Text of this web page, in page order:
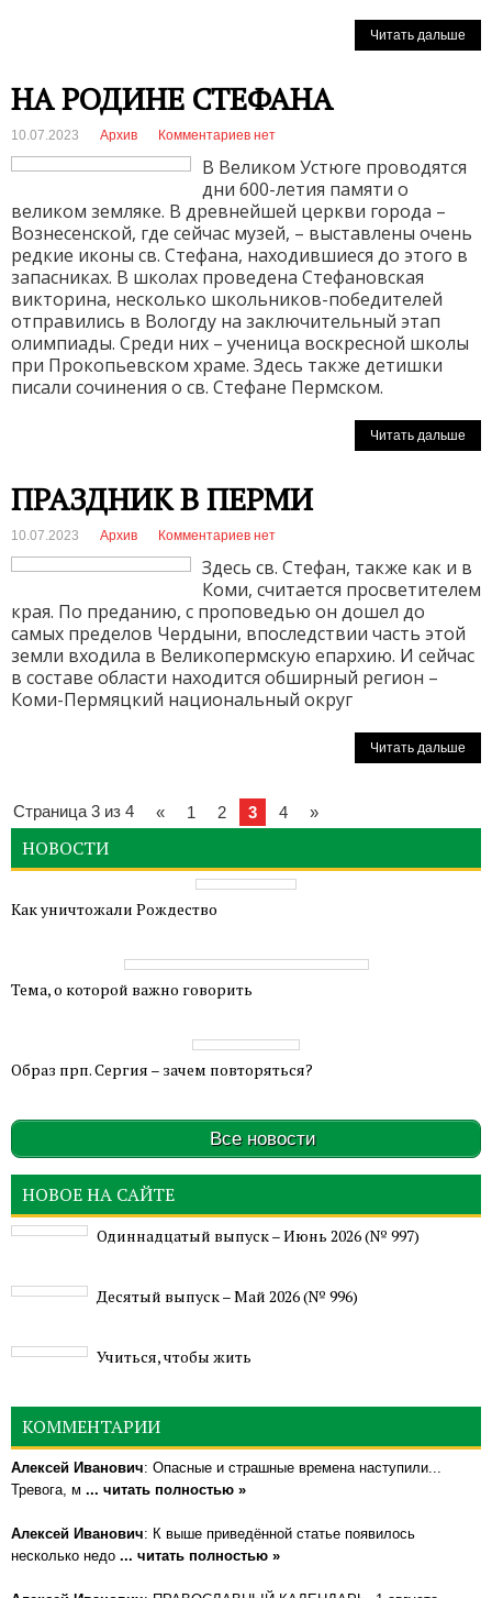
Читать дальше
НА РОДИНЕ СТЕФАНА
10.07.2023 Архив Комментариев нет
В Великом Устюге проводятся
дни 600-летия памяти о
великом земляке. В древнейшей церкви города –
Вознесенской, где сейчас музей, – выставлены очень
редкие иконы св. Стефана, находившиеся до этого в
запасниках. В школах проведена Стефановская
викторина, несколько школьников-победителей
отправились в Вологду на заключительный этап
олимпиады. Среди них – ученица воскресной школы
при Прокопьевском храме. Здесь также детишки
писали сочинения о св. Стефане Пермском.
Читать дальше
ПРАЗДНИК В ПЕРМИ
10.07.2023 Архив Комментариев нет
Здесь св. Стефан, также как и в
Коми, считается просветителем
края. По преданию, с проповедью он дошел до
самых пределов Чердыни, впоследствии часть этой
земли входила в Великопермскую епархию. И сейчас
в составе области находится обширный регион –
Коми-Пермяцкий национальный округ
Читать дальше
Страница 3 из 4 « 1 2 3 4 »
НОВОСТИ
Как уничтожали Рождество
Тема, о которой важно говорить
Образ прп. Сергия – зачем повторяться?
Все новости
НОВОЕ НА САЙТЕ
Одиннадцатый выпуск – Июнь 2026 (№ 997)
Деcятый выпуск – Май 2026 (№ 996)
Учиться, чтобы жить
КОММЕНТАРИИ
Алексей Иванович: Опасные и страшные времена наступили...
Тревога, м ... читать полностью »
Алексей Иванович: К выше приведённой статье появилось
несколько недо ... читать полностью »